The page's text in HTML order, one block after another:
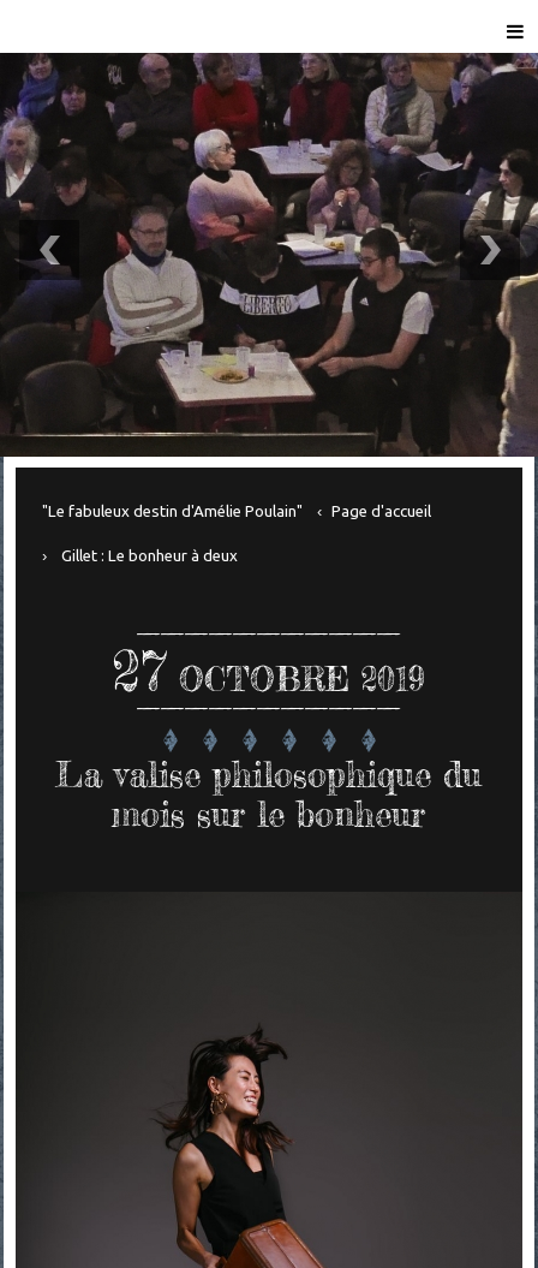
"Le fabuleux destin d'Amélie Poulain" Page d'accueil
Gillet : Le bonheur à deux
27 OCTOBRE 2019
La valise philosophique du
mois sur le bonheur